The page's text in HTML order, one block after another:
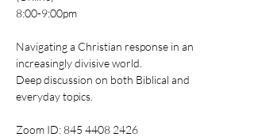
8:00-9:00pm
Navigating a Christian response in an
increasingly divisive world.
Deep discussion on both Biblical and
everyday topics.
Zoom ID: 845 4408 2426